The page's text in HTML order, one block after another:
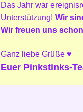
Das Jahr war
Unterstützung! Wir
Wir freuen uns
Ganz liebe Grüße ♥️
Euer Pinkstinks-